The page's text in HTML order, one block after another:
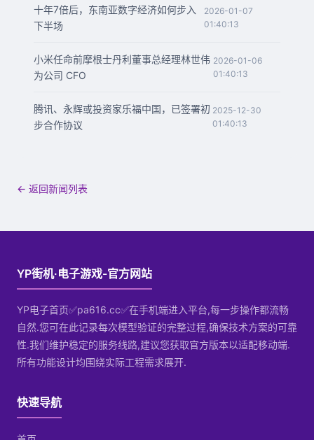
十年7倍后，东南亚数字经济如何步入
下半场
2026-01-07
01:40:13
小米任命前摩根士丹利董事总经理林世伟
为公司 CFO
2026-01-06
01:40:13
腾讯、永辉或投资家乐福中国，已签署初
步合作协议
2025-12-30
01:40:13
← 返回新闻列表
YP街机·电子游戏-官方网站
YP电子首页✅pa616.cc✅在手机端进入平台,每一步操作都流畅
自然.您可在此记录每次模型验证的完整过程,确保技术方案的可靠
性.我们维护稳定的服务线路,建议您获取官方版本以适配移动端.
所有功能设计均围绕实际工程需求展开.
快速导航